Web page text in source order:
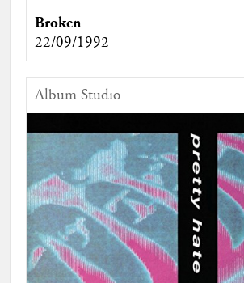
Broken
22/09/1992
Album Studio